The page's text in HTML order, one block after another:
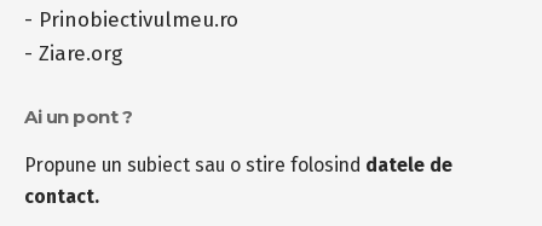
- Prinobiectivulmeu.ro
- Ziare.org
Ai un pont ?
Propune un subiect sau o stire folosind datele de
contact.